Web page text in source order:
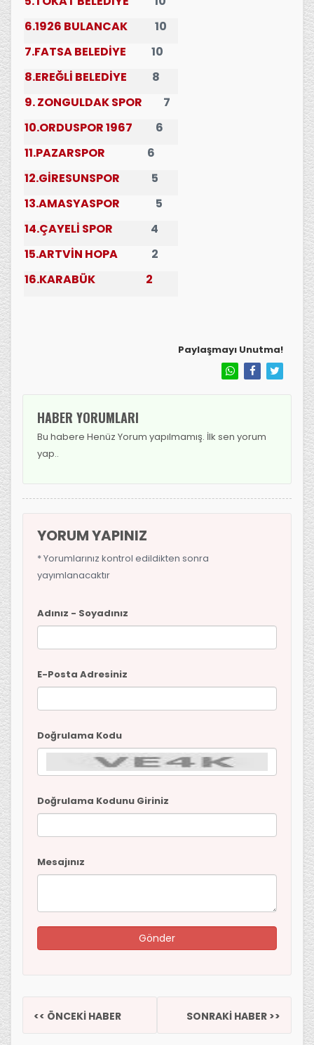
6.1926 BULANCAK 10
7.FATSA BELEDİYE 10
8.EREĞLİ BELEDİYE
8
9. ZONGULDAK SPOR 7
10.ORDUSPOR 1967 6
11.PAZARSPOR 6
12.GİRESUNSPOR 5
13.AMASYASPOR
5
14.ÇAYELİ SPOR
4
15.ARTVİN HOPA 2
16.KARABÜK 2
Paylaşmayı Unutma!
HABER YORUMLARI
Bu habere Henüz Yorum yapılmamış. İlk sen yorum
yap..
YORUM YAPINIZ
* Yorumlarınız kontrol edildikten sonra
yayımlanacaktır
Adınız - Soyadınız
E-Posta Adresiniz
Doğrulama Kodu
Doğrulama Kodunu Giriniz
Mesajınız
<< ÖNCEKİ HABER SONRAKİ HABER >>